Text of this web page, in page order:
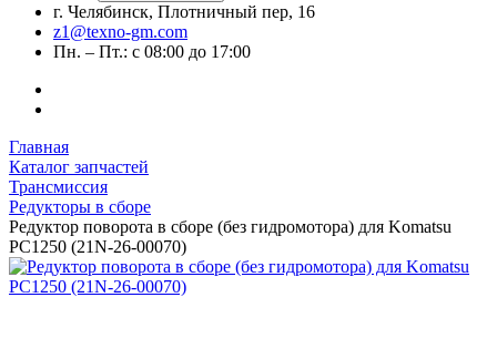
г. Челябинск, Плотничный пер, 16
z1@texno-gm.com
Пн. – Пт.: с 08:00 до 17:00
Главная
Каталог запчастей
Трансмиссия
Редукторы в сборе
Редуктор поворота в сборе (без гидромотора) для Komatsu
PC1250 (21N-26-00070)